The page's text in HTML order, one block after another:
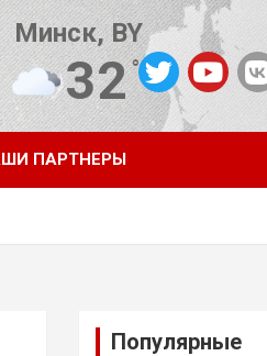
Минск, BY
32°C
от OpenWeatherMap
ПАРТНЕРЫ
Популярные